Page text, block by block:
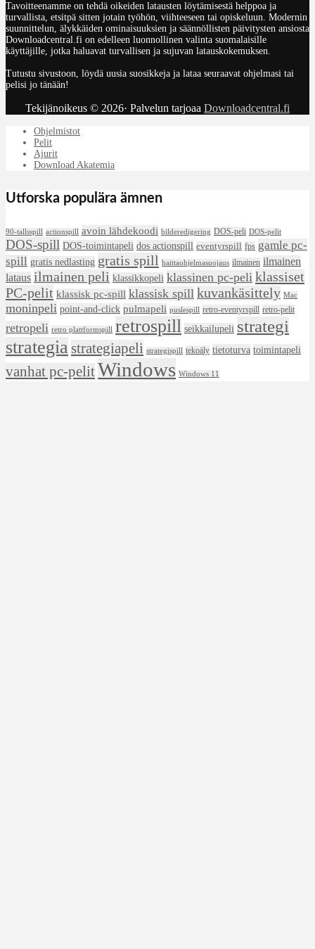
Tavoitteenamme on tehdä oikeiden latausten löytämisestä helppoa ja
turvallista, etsitpä sitten jotain työhön, viihteeseen tai opiskeluun. Modernin
suunnittelun, älykkäiden ominaisuuksien ja säännöllisten päivitysten ansiosta
Downloadcentral.fi on edelleen luonnollinen valinta suomalaisille
käyttäjille, jotka haluavat turvallisen ja sujuvan latauskokemuksen.
Tutustu sivustoon, löydä uusia suosikkeja ja lataa seuraavat ohjelmasi tai
pelisi jo tänään!
Tekijänoikeus © 2026· Palvelun tarjoaa Downloadcentral.fi
Ohjelmistot
Pelit
Ajurit
Download Akatemia
Utforska populära ämnen
90-tallsspill actionspill avoin lähdekoodi bilderedigering DOS-peli DOS-pelit
DOS-spill DOS-toimintapeli dos actionspill eventyrspill fps gamle pc-
spill gratis nedlasting gratis spill haittaohjelmasuojaus ilmainen ilmainen
lataus ilmainen peli klassikkopeli klassinen pc-peli klassiset
PC-pelit klassisk pc-spill klassisk spill kuvankäsittely Mac
moninpeli point-and-click pulmapeli puslespill retro-eventyrspill retro-pelit
retropeli retro plattformspill retrospill seikkailupeli strategi
strategia strategiapeli strategispill tekoäly tietoturva toimintapeli
vanhat pc-pelitWindows Windows 11